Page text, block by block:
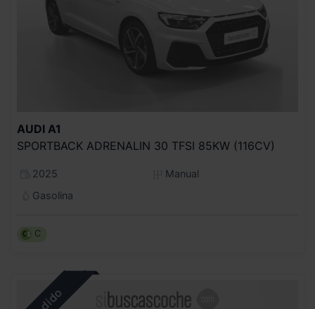
AUDI A1
SPORTBACK ADRENALIN 30 TFSI 85KW (116CV)
2025
Manual
Gasolina
C